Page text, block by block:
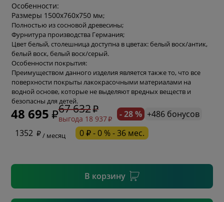
Особенности:
Размеры 1500x760x750 мм;
Полностью из сосновой древесины;
Фурнитура производства Германия;
Цвет белый, столешница доступна в цветах: белый воск/антик,
белый воск, белый воск/серый.
Особенности покрытия:
Преимуществом данного изделия является также то, что все
поверхности покрыты лакокрасочными материалами на
водной основе, которые не выделяют вредных веществ и
безопасны для детей.
48 695 67 632
выгода 18 937 - 28 % +486 бонусов
1352
/ месяц 0 ₽ - 0 % - 36 мес.
В корзину
* обязательное поле
* необязательное поле